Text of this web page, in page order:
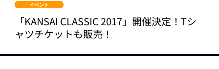
イベント
「KANSAI CLASSIC 2017」開催決定！Tシ
ャツチケットも販売！